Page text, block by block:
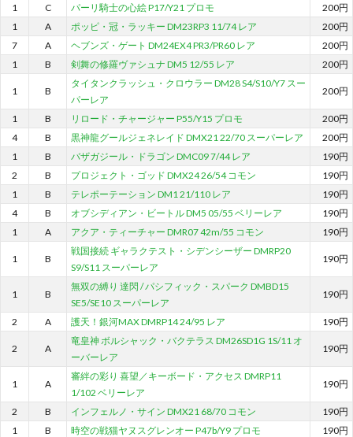
1 C パーリ騎士の心絵 P17/Y21 プロモ
200円
1
A ポッピ・冠・ラッキー DM23RP3 11/74 レア
200円
7
A ヘブンズ・ゲート DM24EX4 PR3/PR60 レア
200円
1
B 剣舞の修羅ヴァシュナ DM5 12/55 レア 200円
1 B
タイタンクラッシュ・クロウラー DM28 S4/S10/Y7 スー
パーレア
200円
1 B リロード・チャージャー P55/Y15 プロモ
200円
4
B 黒神龍グールジェネレイド DMX21 22/70 スーパーレア
200円
1
B バザガジール・ドラゴン DMC09 7/44 レア
190円
2
B プロジェクト・ゴッド DMX24 26/54 コモン
190円
1
B テレポーテーション DM1 21/110 レア
190円
4
B オブシディアン・ビートル DM5 05/55 ベリーレア
190円
1
A アクア・ティーチャー DMR07 42m/55 コモン 190円
1 B
戦国接続 ギャラクテスト・シデンシーザー DMRP20
S9/S11 スーパーレア
190円
1 B
無双の縛り 達閃 / パシフィック・スパーク DMBD15
SE5/SE10 スーパーレア
190円
2 A 護天！銀河MAX DMRP14 24/95 レア 190円
2 A
竜皇神 ボルシャック・バクテラス DM26SD1G 1S/11 オ
ーバーレア
190円
1 A
審絆の彩り 喜望／キーボード・アクセス DMRP11
1/102 ベリーレア
190円
2 B インフェルノ・サイン DMX21 68/70 コモン
190円
1
B 時空の戦猫ヤヌスグレンオー P47b/Y9 プロモ
190円